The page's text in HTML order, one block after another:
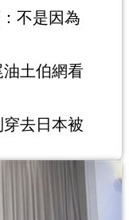
不是因為
土伯網看
去日本被